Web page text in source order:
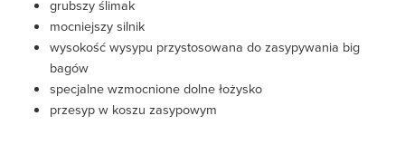
grubszy ślimak
mocniejszy silnik
wysokość wysypu przystosowana do zasypywania big
bagów
specjalne wzmocnione dolne łożysko
przesyp w koszu zasypowym